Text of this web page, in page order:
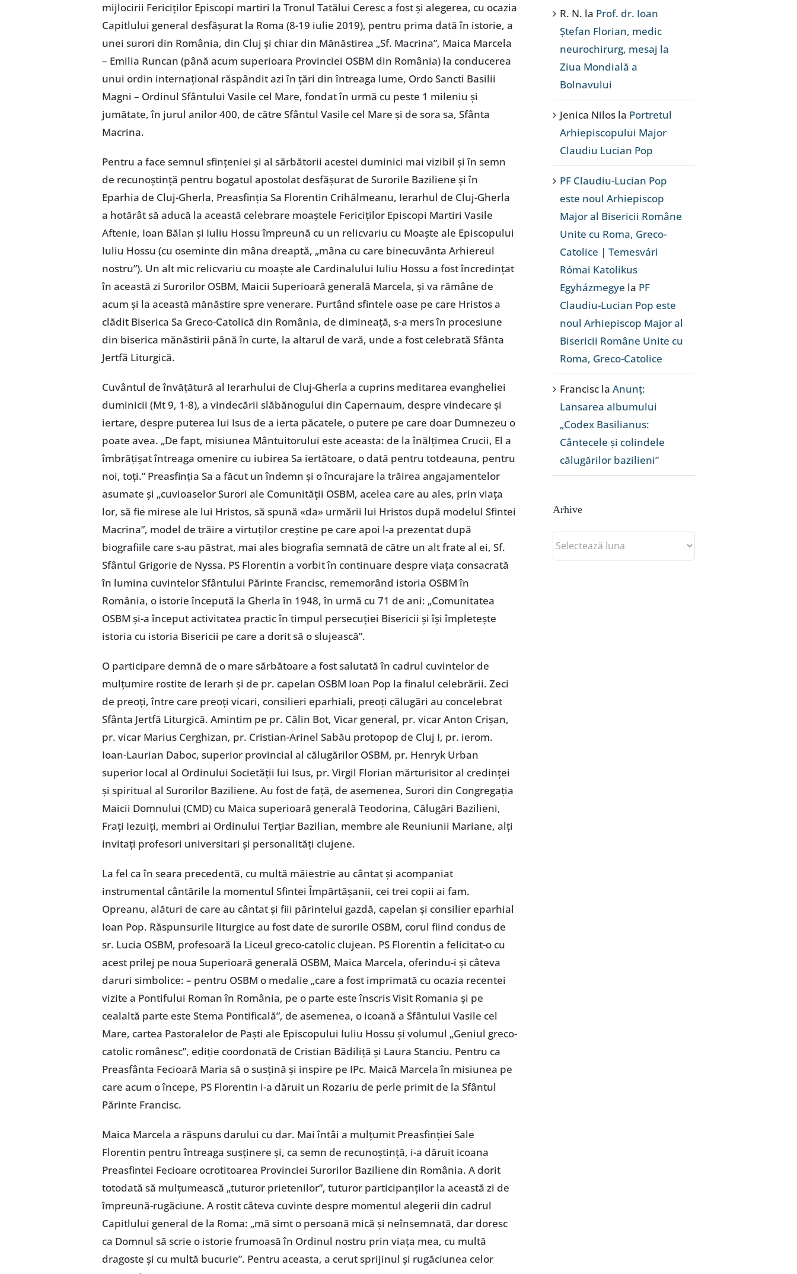
mijlocirii Fericiților Episcopi martiri la Tronul Tatălui Ceresc a fost și alegerea, cu ocazia
Capitlului general desfășurat la Roma (8-19 iulie 2019), pentru prima dată în istorie, a
unei surori din România, din Cluj și chiar din Mănăstirea „Sf. Macrina”, Maica Marcela
– Emilia Runcan (până acum superioara Provinciei OSBM din România) la conducerea
unui ordin internațional răspândit azi în țări din întreaga lume, Ordo Sancti Basilii
Magni – Ordinul Sfântului Vasile cel Mare, fondat în urmă cu peste 1 mileniu și
jumătate, în jurul anilor 400, de către Sfântul Vasile cel Mare și de sora sa, Sfânta
Macrina.
Pentru a face semnul sfințeniei și al sărbătorii acestei duminici mai vizibil și în semn
de recunoștință pentru bogatul apostolat desfășurat de Surorile Baziliene și în
Eparhia de Cluj-Gherla, Preasfinția Sa Florentin Crihălmeanu, Ierarhul de Cluj-Gherla
a hotărât să aducă la această celebrare moaștele Fericiților Episcopi Martiri Vasile
Aftenie, Ioan Bălan și Iuliu Hossu împreună cu un relicvariu cu Moaște ale Episcopului
Iuliu Hossu (cu oseminte din mâna dreaptă, „mâna cu care binecuvânta Arhiereul
nostru”). Un alt mic relicvariu cu moaște ale Cardinalului Iuliu Hossu a fost încredințat
în această zi Surorilor OSBM, Maicii Superioară generală Marcela, și va rămâne de
acum și la această mănăstire spre venerare. Purtând sfintele oase pe care Hristos a
clădit Biserica Sa Greco-Catolică din România, de dimineață, s-a mers în procesiune
din biserica mănăstirii până în curte, la altarul de vară, unde a fost celebrată Sfânta
Jertfă Liturgică.
Cuvântul de învățătură al Ierarhului de Cluj-Gherla a cuprins meditarea evangheliei
duminicii (Mt 9, 1-8), a vindecării slăbănogului din Capernaum, despre vindecare și
iertare, despre puterea lui Isus de a ierta păcatele, o putere pe care doar Dumnezeu o
poate avea. „De fapt, misiunea Mântuitorului este aceasta: de la înălțimea Crucii, El a
îmbrățișat întreaga omenire cu iubirea Sa iertătoare, o dată pentru totdeauna, pentru
noi, toți.” Preasfinția Sa a făcut un îndemn și o încurajare la trăirea angajamentelor
asumate și „cuvioaselor Surori ale Comunității OSBM, acelea care au ales, prin viața
lor, să fie mirese ale lui Hristos, să spună «da» urmării lui Hristos după modelul Sfintei
Macrina”, model de trăire a virtuților creștine pe care apoi l-a prezentat după
biografiile care s-au păstrat, mai ales biografia semnată de către un alt frate al ei, Sf.
Sfântul Grigorie de Nyssa. PS Florentin a vorbit în continuare despre viața consacrată
în lumina cuvintelor Sfântului Părinte Francisc, rememorând istoria OSBM în
România, o istorie începută la Gherla în 1948, în urmă cu 71 de ani: „Comunitatea
OSBM și-a început activitatea practic în timpul persecuției Bisericii și își împletește
istoria cu istoria Bisericii pe care a dorit să o slujească”.
O participare demnă de o mare sărbătoare a fost salutată în cadrul cuvintelor de
mulțumire rostite de Ierarh și de pr. capelan OSBM Ioan Pop la finalul celebrării. Zeci
de preoți, între care preoți vicari, consilieri eparhiali, preoți călugări au concelebrat
Sfânta Jertfă Liturgică. Amintim pe pr. Călin Bot, Vicar general, pr. vicar Anton Crișan,
pr. vicar Marius Cerghizan, pr. Cristian-Arinel Sabău protopop de Cluj I, pr. ierom.
Ioan-Laurian Daboc, superior provincial al călugărilor OSBM, pr. Henryk Urban
superior local al Ordinului Societății lui Isus, pr. Virgil Florian mărturisitor al credinței
și spiritual al Surorilor Baziliene. Au fost de față, de asemenea, Surori din Congregația
Maicii Domnului (CMD) cu Maica superioară generală Teodorina, Călugări Bazilieni,
Frați Iezuiți, membri ai Ordinului Terțiar Bazilian, membre ale Reuniunii Mariane, alți
invitați profesori universitari și personalități clujene.
La fel ca în seara precedentă, cu multă măiestrie au cântat și acompaniat
instrumental cântările la momentul Sfintei Împărtășanii, cei trei copii ai fam.
Opreanu, alături de care au cântat și fiii părintelui gazdă, capelan și consilier eparhial
Ioan Pop. Răspunsurile liturgice au fost date de surorile OSBM, corul fiind condus de
sr. Lucia OSBM, profesoară la Liceul greco-catolic clujean. PS Florentin a felicitat-o cu
acest prilej pe noua Superioară generală OSBM, Maica Marcela, oferindu-i și câteva
daruri simbolice: – pentru OSBM o medalie „care a fost imprimată cu ocazia recentei
vizite a Pontifului Roman în România, pe o parte este înscris Visit Romania și pe
cealaltă parte este Stema Pontificală”, de asemenea, o icoană a Sfântului Vasile cel
Mare, cartea Pastoralelor de Paști ale Episcopului Iuliu Hossu și volumul „Geniul greco-
catolic românesc”, ediție coordonată de Cristian Bădiliță și Laura Stanciu. Pentru ca
Preasfânta Fecioară Maria să o susțină și inspire pe IPc. Maică Marcela în misiunea pe
care acum o începe, PS Florentin i-a dăruit un Rozariu de perle primit de la Sfântul
Părinte Francisc.
Maica Marcela a răspuns darului cu dar. Mai întâi a mulțumit Preasfinției Sale
Florentin pentru întreaga susținere și, ca semn de recunoștință, i-a dăruit icoana
Preasfintei Fecioare ocrotitoarea Provinciei Surorilor Baziliene din România. A dorit
totodată să mulțumească „tuturor prietenilor”, tuturor participanților la această zi de
împreună-rugăciune. A rostit câteva cuvinte despre momentul alegerii din cadrul
Capitlului general de la Roma: „mă simt o persoană mică și neînsemnată, dar doresc
ca Domnul să scrie o istorie frumoasă în Ordinul nostru prin viața mea, cu multă
dragoste și cu multă bucurie”. Pentru aceasta, a cerut sprijinul și rugăciunea celor
R. N. la Prof. dr. Ioan
Ștefan Florian, medic
neurochirurg, mesaj la
Ziua Mondială a
Bolnavului
Jenica Nilos la Portretul
Arhiepiscopului Major
Claudiu Lucian Pop
PF Claudiu-Lucian Pop
este noul Arhiepiscop
Major al Bisericii Române
Unite cu Roma, Greco-
Catolice | Temesvári
Római Katolikus
Egyházmegye la PF
Claudiu-Lucian Pop este
noul Arhiepiscop Major al
Bisericii Române Unite cu
Roma, Greco-Catolice
Francisc la Anunț:
Lansarea albumului
„Codex Basilianus:
Cântecele și colindele
călugărilor bazilieni”
Arhive
Arhive